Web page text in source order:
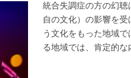
統合失調症の方の幻
自の文化）の影響を
う文化をもった地域
る地域では、肯定的